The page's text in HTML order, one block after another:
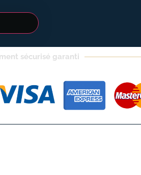
sécurisé garanti